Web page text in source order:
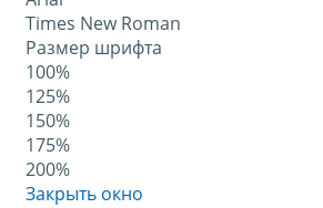
Times New Roman
Размер шрифта
100%
125%
150%
175%
200%
Закрыть окно